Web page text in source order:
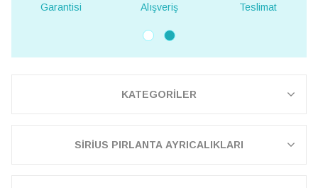
Garantisi
Alışveriş
Teslimat
KATEGORİLER
SİRİUS PIRLANTA AYRICALIKLARI